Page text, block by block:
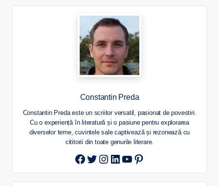
Constantin Preda
Constantin Preda este un scriitor versatil, pasionat de povestiri.
Cu o experiență în literatură și o pasiune pentru explorarea
diverselor teme, cuvintele sale captivează și rezonează cu
cititorii din toate genurile literare.
Twitter
Instagram
LinkedIn
YouTube
Pinterest